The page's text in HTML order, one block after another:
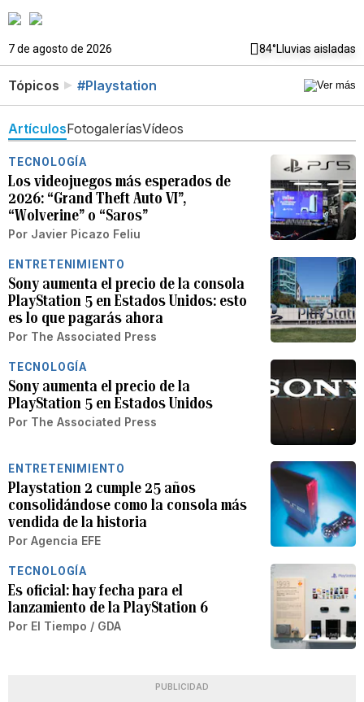
7 de agosto de 2026 84°Lluvias aisladas
Tópicos #Playstation
ArtículosFotogaleríasVídeos
TECNOLOGÍA
Los videojuegos más esperados de
2026: “Grand Theft Auto VI”,
“Wolverine” o “Saros”
Por Javier Picazo Feliu
ENTRETENIMIENTO
Sony aumenta el precio de la consola
PlayStation 5 en Estados Unidos: esto
es lo que pagarás ahora
Por The Associated Press
TECNOLOGÍA
Sony aumenta el precio de la
PlayStation 5 en Estados Unidos
Por The Associated Press
ENTRETENIMIENTO
Playstation 2 cumple 25 años
consolidándose como la consola más
vendida de la historia
Por Agencia EFE
TECNOLOGÍA
Es oficial: hay fecha para el
lanzamiento de la PlayStation 6
Por El Tiempo / GDA
PUBLICIDAD